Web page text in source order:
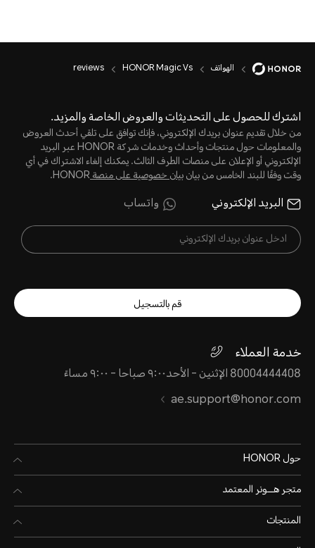
الهواتف HONOR Magic Vs
reviews
اشترك للحصول على التحديثات والعروض الخاصة والمزيد.
من خلال تقديم عنوان بريدك الإلكتروني، فإنك توافق على تلقي أحدث العروض
والمعلومات حول منتجات وأحداث وخدمات شركة HONOR عبر البريد
الإلكتروني أو الإعلان على منصات الطرف الثالث. يمكنك إلغاء الاشتراك في أي
وقت وفقًا للبند الخامس من بيانبيان خصوصية على منصةHONOR.
البريد الإلكتروني واتساب
قم بالتسجيل
خدمة العملاء
80004444408 الإثنين - الأحد٩:٠٠ صباحا - ٩:٠٠ مساءً
ae.support@honor.com
حول HONOR
متجر هـــونر المعتمد
المنتجات